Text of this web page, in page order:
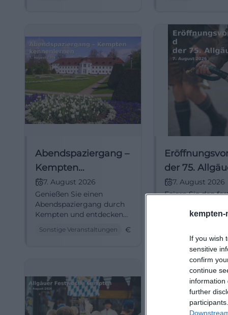
kempten-
If you wish
sensitive
confirm
continue
information
further
Abendspaziergang –
Kempten
kennenlernen
7. August 2026
Genießen Sie einen
Abendspaziergang durch
Kempten und entdecken
neuen Perspektive.
Sonstige Veranstaltungen €
der 75.
Festwoche
7. August 2026
Feiern Sie den
Festwoche in
Erleben Sie